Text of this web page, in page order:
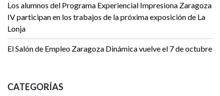
Los alumnos del Programa Experiencial Impresiona Zaragoza
IV participan en los trabajos de la próxima exposición de La
Lonja
El Salón de Empleo Zaragoza Dinámica vuelve el 7 de octubre
CATEGORÍAS